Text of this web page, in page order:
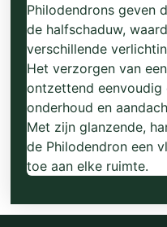
Philodendrons geven
de halfschaduw,
verschillende
Het verzorgen van
ontzettend eenvoudig
onderhoud en
Met zijn glanzende,
de Philodendron een
toe aan elke ruimte.